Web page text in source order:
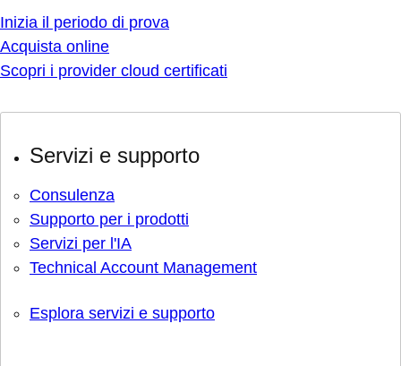
Inizia il periodo di prova
Acquista online
Scopri i provider cloud certificati
Servizi e supporto
Consulenza
Supporto per i prodotti
Servizi per l'IA
Technical Account Management
Esplora servizi e supporto